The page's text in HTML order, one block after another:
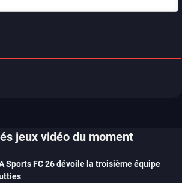
jeux vidéo du moment
Sports FC 26 dévoile la troisième équipe